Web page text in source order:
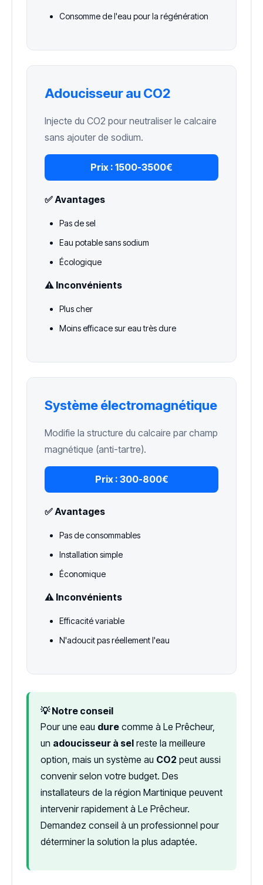
Consomme de l'eau pour la régénération
Adoucisseur au CO2
Injecte du CO2 pour neutraliser le calcaire
sans ajouter de sodium.
Prix : 1500-3500€
✅ Avantages
Pas de sel
Eau potable sans sodium
Écologique
⚠️ Inconvénients
Plus cher
Moins efficace sur eau très dure
Système électromagnétique
Modifie la structure du calcaire par champ
magnétique (anti-tartre).
Prix : 300-800€
✅ Avantages
Pas de consommables
Installation simple
Économique
⚠️ Inconvénients
Efficacité variable
N'adoucit pas réellement l'eau
💡 Notre conseil
Pour une eau dure comme à Le Prêcheur,
un adoucisseur à sel reste la meilleure
option, mais un système au CO2 peut aussi
convenir selon votre budget. Des
installateurs de la région Martinique peuvent
intervenir rapidement à Le Prêcheur.
Demandez conseil à un professionnel pour
déterminer la solution la plus adaptée.